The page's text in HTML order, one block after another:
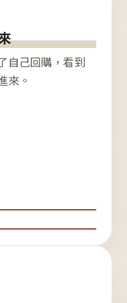
自己回購，看到
來。